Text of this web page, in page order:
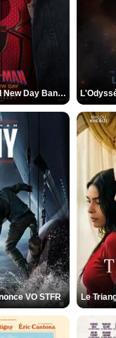
Spider-Man: Brand New Day Bande-annonce VO STFR
VO STFR Le